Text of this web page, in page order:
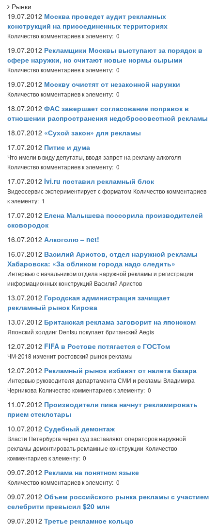
Рынки
19.07.2012 Москва проведет аудит рекламных
конструкций на присоединенных территориях
Количество комментариев к элементу: 0
19.07.2012 Рекламщики Москвы выступают за порядок в
сфере наружки, но считают новые нормы сырыми
Количество комментариев к элементу: 0
19.07.2012 Москву очистят от незаконной наружки
Количество комментариев к элементу: 0
18.07.2012 ФАС завершает согласование поправок в
отношении распространения недобросовестной рекламы
18.07.2012 «Сухой закон» для рекламы
17.07.2012 Питие и дума
Что имели в виду депутаты, вводя запрет на рекламу алкоголя
Количество комментариев к элементу: 0
17.07.2012 Ivi.ru поставил рекламный блок
Видеосервис экспериментирует с форматом Количество комментариев
к элементу: 1
17.07.2012 Елена Малышева поссорила производителей
сковородок
16.07.2012 Алкоголю – net!
16.07.2012 Василий Аристов, отдел наружной рекламы
Хабаровска: «За обликом города надо следить»
Интервью с начальником отдела наружной рекламы и регистрации
информационных конструкций Василий Аристов
13.07.2012 Городская администрация зачищает
рекламный рынок Кирова
13.07.2012 Британская реклама заговорит на японском
Японский холдинг Dentsu покупает британский Aegis
12.07.2012 FIFA в Ростове потягается с ГОСТом
ЧМ-2018 изменит ростовский рынок рекламы
12.07.2012 Рекламный рынок избавят от налета базара
Интервью руководителя департамента СМИ и рекламы Владимира
Черникова Количество комментариев к элементу: 0
11.07.2012 Производители пива начнут рекламировать
прием стеклотары
10.07.2012 Судебный демонтаж
Власти Петербурга через суд заставляют операторов наружной
рекламы демонтировать рекламные конструкции Количество
комментариев к элементу: 0
09.07.2012 Реклама на понятном языке
Количество комментариев к элементу: 0
09.07.2012 Объем российского рынка рекламы с участием
селебрити превысил $20 млн
09.07.2012 Третье рекламное кольцо